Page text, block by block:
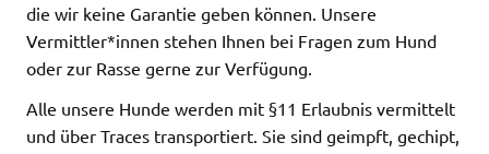
die wir keine Garantie geben können. Unsere
Vermittler*innen stehen Ihnen bei Fragen zum Hund
oder zur Rasse gerne zur Verfügung.
Alle unsere Hunde werden mit §11 Erlaubnis vermittelt
und über Traces transportiert. Sie sind geimpft, gechipt,